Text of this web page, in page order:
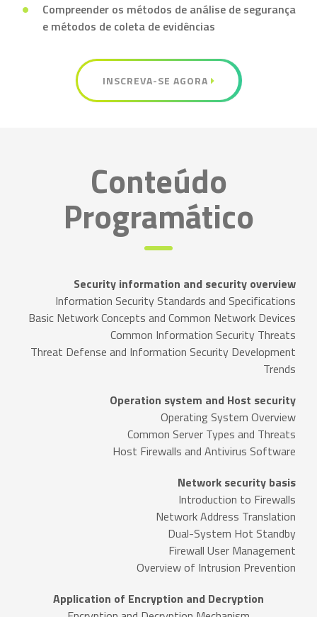
Compreender os métodos de análise de segurança
e métodos de coleta de evidências
INSCREVA-SE AGORA
Conteúdo
Programático
Security information and security overview
Information Security Standards and Specifications
Basic Network Concepts and Common Network Devices
Common Information Security Threats
Threat Defense and Information Security Development
Trends
Operation system and Host security
Operating System Overview
Common Server Types and Threats
Host Firewalls and Antivirus Software
Network security basis
Introduction to Firewalls
Network Address Translation
Dual-System Hot Standby
Firewall User Management
Overview of Intrusion Prevention
Application of Encryption and Decryption